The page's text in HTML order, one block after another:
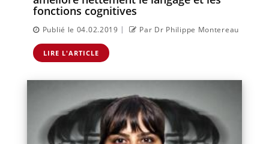
fonctions cognitives
Publié le 04.02.2019 | Par Dr Philippe Montereau
LIRE L'ARTICLE